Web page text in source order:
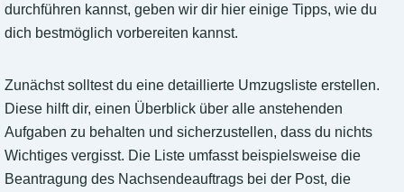
durchführen kannst, geben wir dir hier einige Tipps, wie du
dich bestmöglich vorbereiten kannst.
Zunächst solltest du eine detaillierte Umzugsliste erstellen.
Diese hilft dir, einen Überblick über alle anstehenden
Aufgaben zu behalten und sicherzustellen, dass du nichts
Wichtiges vergisst. Die Liste umfasst beispielsweise die
Beantragung des Nachsendeauftrags bei der Post, die